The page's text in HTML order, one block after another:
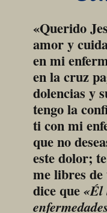
«Querido
amor y
en mi
en la cruz
dolencias y
tengo la
ti con mi
que no
este dolor;
me libres
dice que «Él